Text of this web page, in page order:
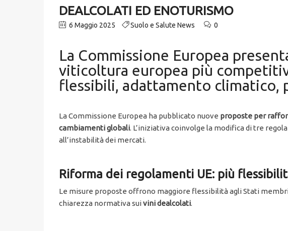
DEALCOLATI ED ENOTURISMO
6 Maggio 2025 Suolo e Salute News 0
La Commissione Europea
viticoltura europea più
flessibili, adattamento climatico,
La Commissione Europea ha pubblicato nuove proposte per
cambiamenti globali. L’iniziativa coinvolge la modifica di tre
all’instabilità dei mercati.
Riforma dei regolamenti UE: più
Le misure proposte offrono maggiore flessibilità agli Stati
chiarezza normativa suivini dealcolati.